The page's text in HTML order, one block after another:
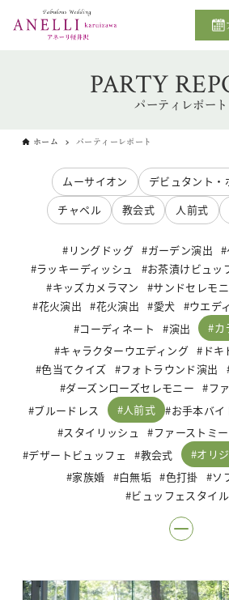
PARTY
パーティレポート
ホーム パーティーレポート
ムーサイオン デビュタント・
チャペル
教会式 人前式
リングドッグ ガーデン演出
ラッキーディッシュ
お茶漬けビュッ
キッズカメラマン
サンドセレモ
花火演出
花火演出 愛犬 ウエデ
コーディネート
演出
カ
キャラクターウエディング
ド
色当てクイズ
フォトラウンド演出
ダーズンローズセレモニー
フ
ブルードレス
人前式 お手本バイ
スタイリッシュ
ファーストミ
デザートビュッフェ
教会式 オリ
家族婚
白無垢 色打掛
ソ
ビュッフェスタイル